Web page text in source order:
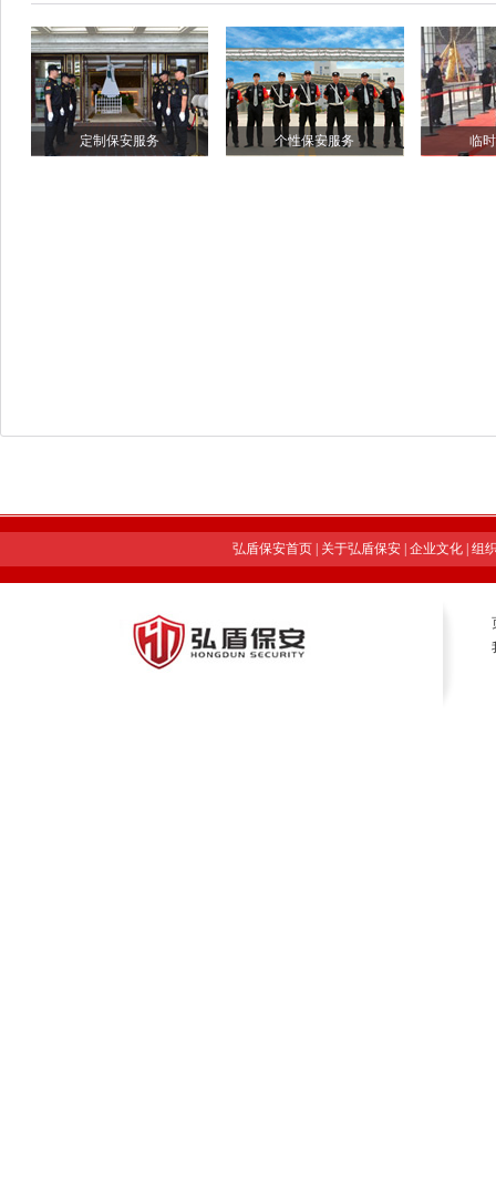
定制保安服务 个性保安服务 临
弘盾保安首页| 关于弘盾保安| 企业文化| 组